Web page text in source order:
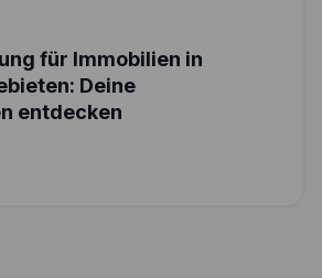
für Immobilien in
Deine
entdecken